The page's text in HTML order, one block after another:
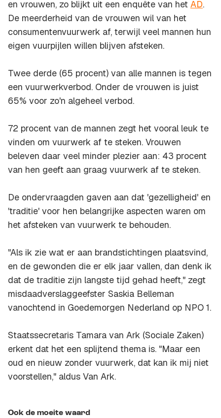
en vrouwen, zo blijkt uit een enquête van het AD.
De meerderheid van de vrouwen wil van het
consumentenvuurwerk af, terwijl veel mannen hun
eigen vuurpijlen willen blijven afsteken.
Twee derde (65 procent) van alle mannen is tegen
een vuurwerkverbod. Onder de vrouwen is juist
65% voor zo'n algeheel verbod.
72 procent van de mannen zegt het vooral leuk te
vinden om vuurwerk af te steken. Vrouwen
beleven daar veel minder plezier aan: 43 procent
van hen geeft aan graag vuurwerk af te steken.
De ondervraagden gaven aan dat 'gezelligheid' en
'traditie' voor hen belangrijke aspecten waren om
het afsteken van vuurwerk te behouden.
"Als ik zie wat er aan brandstichtingen plaatsvind,
en de gewonden die er elk jaar vallen, dan denk ik
dat de traditie zijn langste tijd gehad heeft," zegt
misdaadverslaggeefster Saskia Belleman
vanochtend in Goedemorgen Nederland op NPO 1.
Staatssecretaris Tamara van Ark (Sociale Zaken)
erkent dat het een splijtend thema is. "Maar een
oud en nieuw zonder vuurwerk, dat kan ik mij niet
voorstellen," aldus Van Ark.
Ook de moeite waard